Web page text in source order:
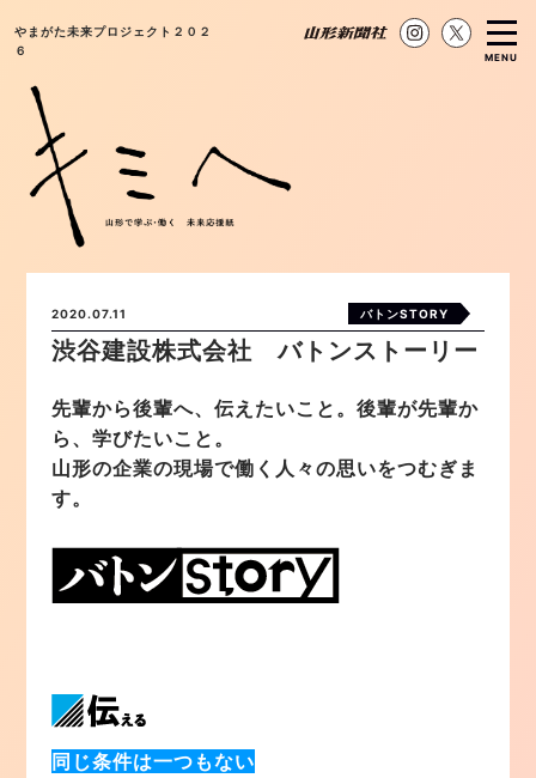
やまがた未来プロジェクト２０２
６
MENU
2020.07.11 バトンSTORY
渋谷建設株式会社 バトンストーリー
先輩から後輩へ、伝えたいこと。後輩が先輩か
ら、学びたいこと。
山形の企業の現場で働く人々の思いをつむぎま
す。
同じ条件は一つもない